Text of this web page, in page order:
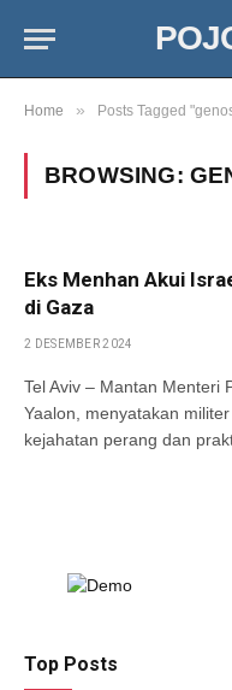
Home » Posts Tagged
BROWSING:
Eks Menhan Akui
di Gaza
2 DESEMBER 2024
Tel Aviv – Mantan Menteri
Yaalon, menyatakan
kejahatan perang dan
Top Posts